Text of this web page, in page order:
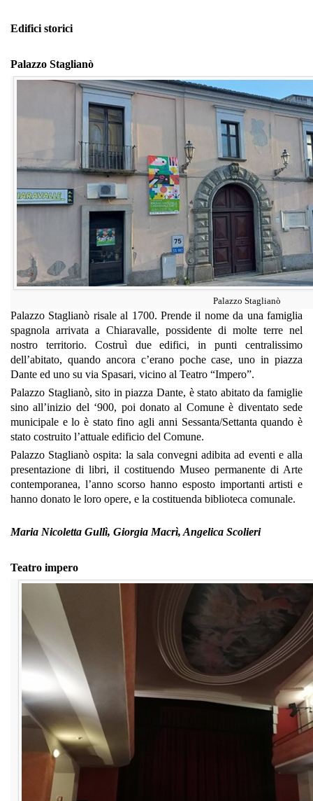
Edifici storici
Palazzo Staglianò
Palazzo Staglianò
Palazzo Staglianò risale al 1700. Prende il nome da una famiglia
spagnola arrivata a Chiaravalle, possidente di molte terre nel
nostro territorio. Costruì due edifici, in punti centralissimo
dell’abitato, quando ancora c’erano poche case, uno in piazza
Dante ed uno su via Spasari, vicino al Teatro “Impero”.
Palazzo Staglianò, sito in piazza Dante, è stato abitato da famiglie
sino all’inizio del ‘900, poi donato al Comune è diventato sede
municipale e lo è stato fino agli anni Sessanta/Settanta quando è
stato costruito l’attuale edificio del Comune.
Palazzo Staglianò ospita: la sala convegni adibita ad eventi e alla
presentazione di libri, il costituendo Museo permanente di Arte
contemporanea, l’anno scorso hanno esposto importanti artisti e
hanno donato le loro opere, e la costituenda biblioteca comunale.
Maria Nicoletta Gullì, Giorgia Macrì, Angelica Scolieri
Teatro impero